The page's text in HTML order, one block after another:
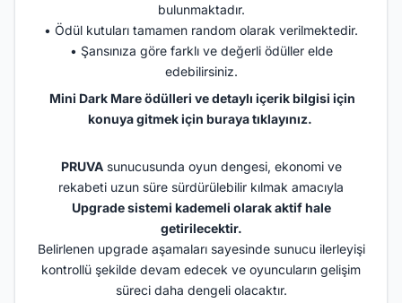
bulunmaktadır.
• Ödül kutuları tamamen random olarak verilmektedir.
• Şansınıza göre farklı ve değerli ödüller elde
edebilirsiniz.
Mini Dark Mare ödülleri ve detaylı içerik bilgisi için
konuya gitmek için buraya tıklayınız.
PRUVAsunucusunda oyun dengesi, ekonomi ve
rekabeti uzun süre sürdürülebilir kılmak amacıyla
Upgrade sistemi kademeli olarak aktif hale
getirilecektir.
Belirlenen upgrade aşamaları sayesinde sunucu ilerleyişi
kontrollü şekilde devam edecek ve oyuncuların gelişim
süreci daha dengeli olacaktır.